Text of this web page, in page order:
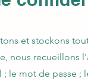
et stockons
nous recueillons
; le mot de passe